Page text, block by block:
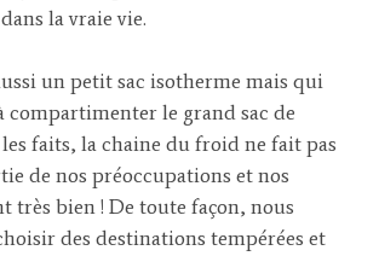
la vraie vie.
un petit sac isotherme mais qui
compartimenter le grand sac de
faits, la chaine du froid ne fait pas
de nos préoccupations et nos
très bien ! De toute façon, nous
des destinations tempérées et